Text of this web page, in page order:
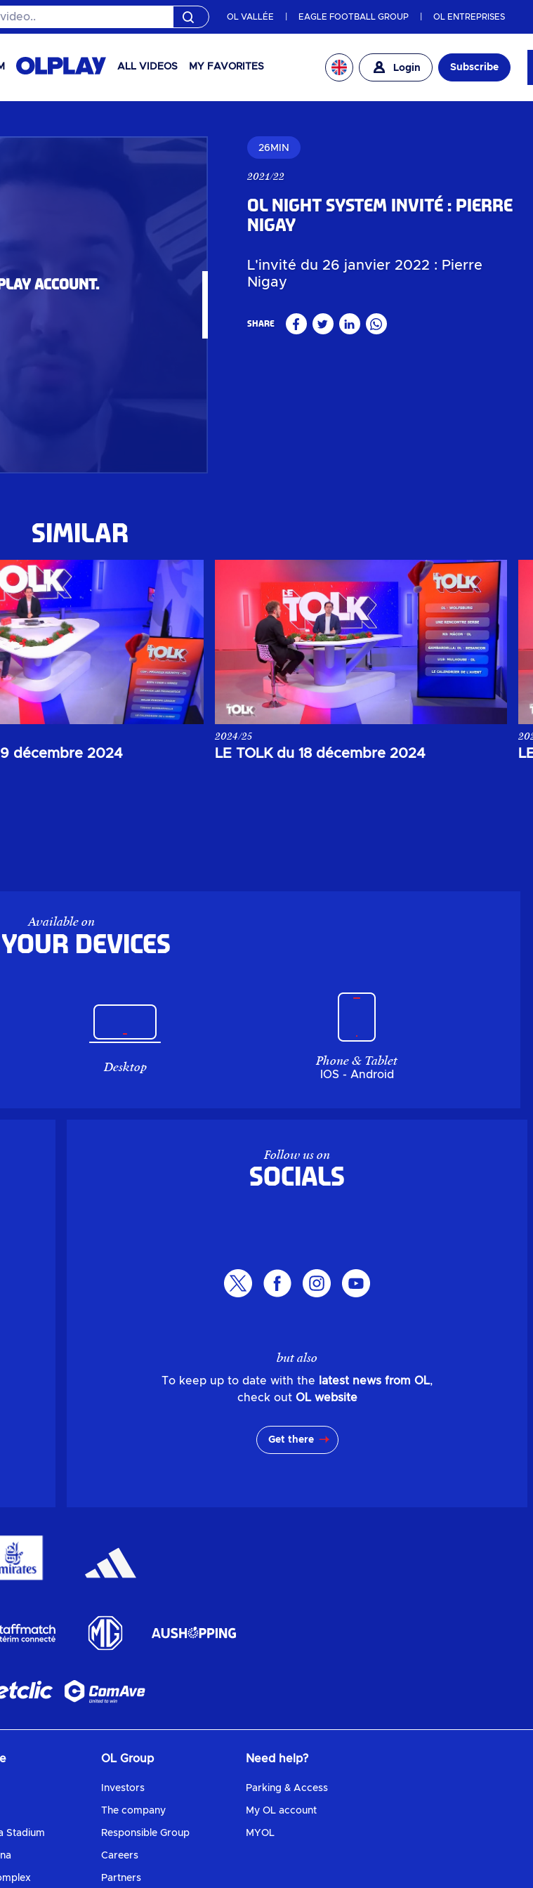
OL VALLÉE EAGLE FOOTBALL GROUP OL ENTREPRISES
ALL VIDEOS MY FAVORITES Login Subscribe
account.
26MIN
OL Night System Invité : Pierre
Nigay
2021/22
Share FacebookTwitterLinkedinWhatsApp
L'invité du 26 janvier 2022 : Pierre
Nigay
SIMILAR
décembre 2024
la soirée du 19 décembre 2024.
LE TOLK du 18 décembre 2024
2024/25
Votre rendez-vous de la soirée du 18 décembre 2024.
Available on
devices
Desktop Phone & Tablet
IOS - Android
Follow us on
Socials
but also
To keep up to date with the latest news from OL,
check out OL website
Get there
Stadium
OL Group
Investors
The company
Responsible Group
Careers
Partners
Need help?
Parking & Access
My OL account
MYOL